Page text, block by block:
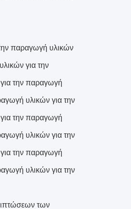
παραγωγή υλικών
για την
την παραγωγή
υλικών για την
την παραγωγή
υλικών για την
την παραγωγή
υλικών για την
των